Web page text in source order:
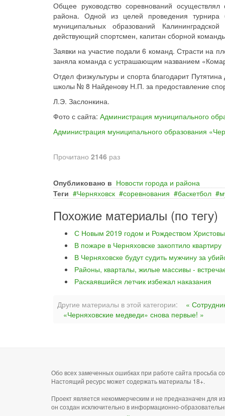
Общее руководство соревнований
района. Одной из целей проведения
муниципальных образований
действующий спортсмен, капитан сборной
Заявки на участие подали 6 команд. Страсти на
заняла команда с устрашающим названием
Отдел физкультуры и спорта благодарит
школы № 8 Найденову Н.П. за предоставление
Л.Э. Заслонкина.
Фото с сайта: Администрация муниципального
Администрация муниципального образования
Прочитано 2146 раз
Опубликовано в Новости города и района
Теги
Черняховск соревнования баскетбол
Похожие материалы (по тегу)
С Новым 2019 годом и Рождеством
В пожаре в Черняховске закоптило квартиру
В Черняховске будут судить мужчину за
Районы, кварталы, жилые массивы -
Раскаявшийся летчик избежал наказания
Другие материалы в этой категории:
«
«Черняховские медведи» снова первые! »
Обо всех замеченных ошибках при работе сайта просьба
Настоящий ресурс может содержать материалы 18+.
Проект является некоммерческим и не предназначен для
он создан исключительно в информационно-